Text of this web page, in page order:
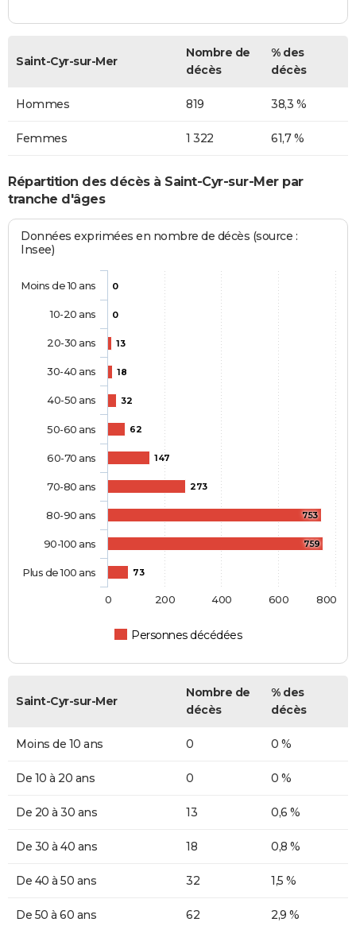
Saint-Cyr-sur-Mer
Nombre de
décès
% des
décès
Hommes 819 38,3 %
Femmes 1 322 61,7 %
Répartition des décès à Saint-Cyr-sur-Mer par
tranche d'âges
Données exprimées en nombre de décès (source :
Insee)
0
0
13
18
32
62
147
273
753
759
73
Personnes décédées
Moins de 10 ans
10-20 ans
20-30 ans
30-40 ans
40-50 ans
50-60 ans
60-70 ans
70-80 ans
80-90 ans
90-100 ans
Plus de 100 ans
0 200 400 600 800
Saint-Cyr-sur-Mer
Nombre de
décès
% des
décès
Moins de 10 ans 0 0 %
De 10 à 20 ans 0 0 %
De 20 à 30 ans 13 0,6 %
De 30 à 40 ans 18 0,8 %
De 40 à 50 ans 32 1,5 %
De 50 à 60 ans 62 2,9 %